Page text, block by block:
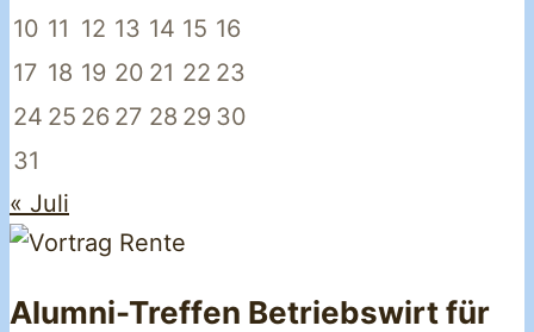
10 11 12 13 14 15 16
17 18 19 20 21 22 23
24 25 26 27 28 29 30
31
« Juli
Alumni-Treffen Betriebswirt für